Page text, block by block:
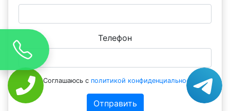
Телефон
Соглашаюсь с политикой конфиденциальности
Отправить